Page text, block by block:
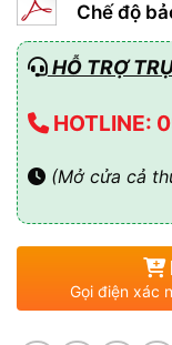
Chế độ
HỖ TRỢ
HOTLINE:
(Mở cửa cả
Gọi điện xác